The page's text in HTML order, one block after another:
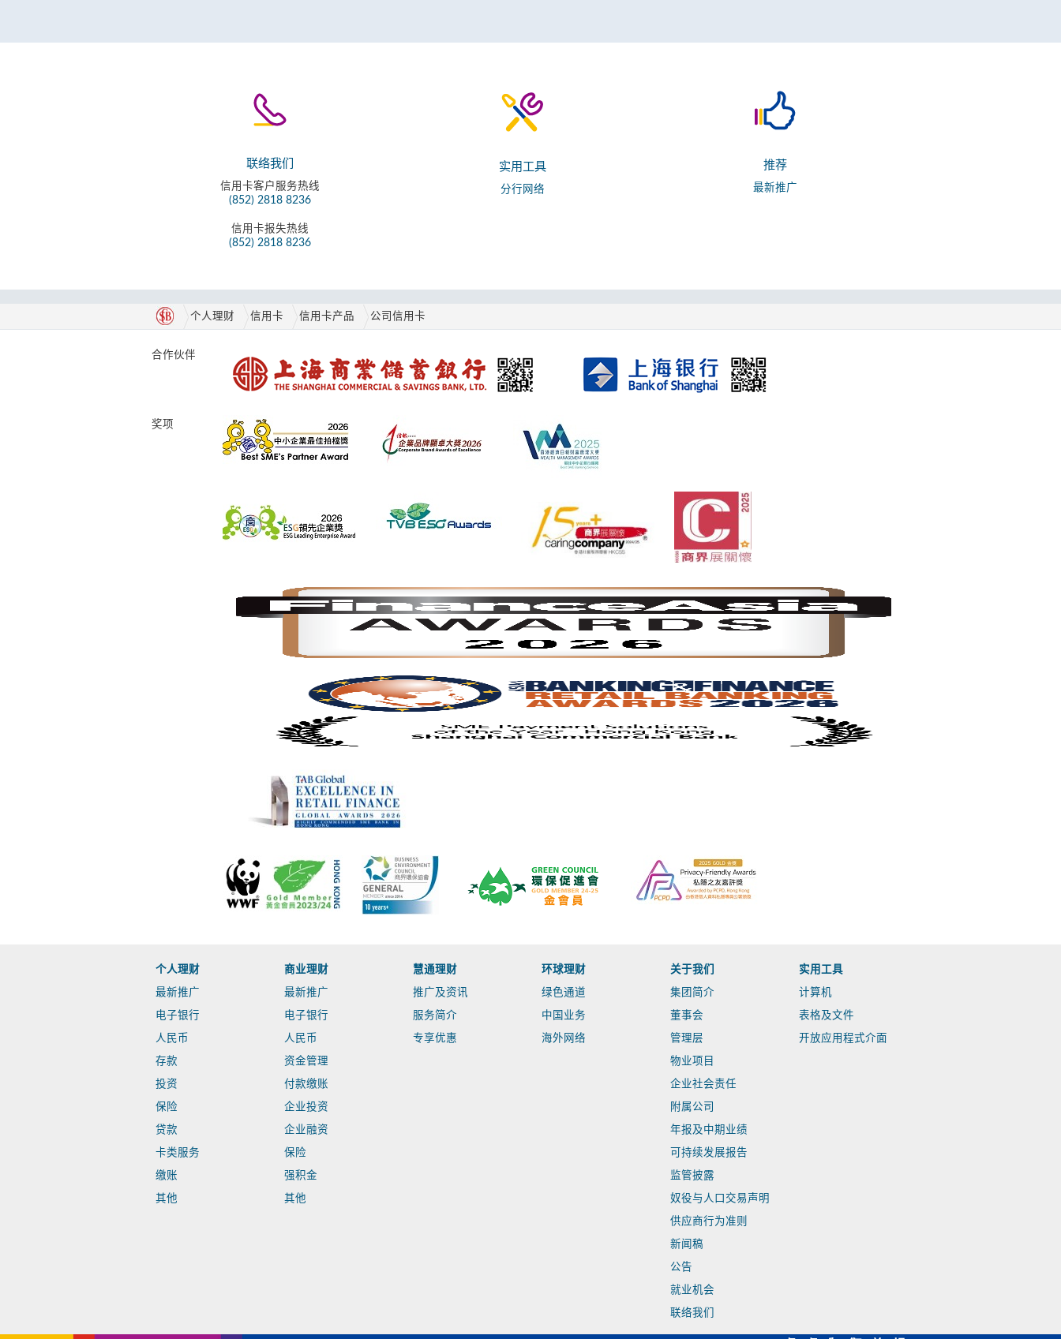
联络我们
信用卡客户服务热线
(852) 2818 8236
信用卡报失热线
(852) 2818 8236
实用工具
分行网络
推荐
最新推广
个人理财 信用卡 信用卡产品 公司信用卡
合作伙伴
奖项
个人理财
最新推广
电子银行
人民币
存款
投资
保险
贷款
卡类服务
缴账
其他
商业理财
最新推广
电子银行
人民币
资金管理
付款缴账
企业投资
企业融资
保险
强积金
其他
慧通理财
推广及资讯
服务简介
专享优惠
环球理财
绿色通道
中国业务
海外网络
关于我们
集团简介
董事会
管理层
物业项目
企业社会责任
附属公司
年报及中期业绩
可持续发展报告
监管披露
奴役与人口交易声明
供应商行为准则
新闻稿
公告
就业机会
联络我们
实用工具
计算机
表格及文件
开放应用程式介面